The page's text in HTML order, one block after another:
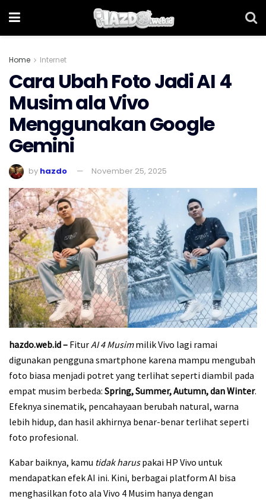
Home Internet
Cara Ubah Foto Jadi AI 4
Musim ala Vivo
Menggunakan Google
Gemini
by hazdo November 25, 2025
hazdo.web.id – FiturAI 4 Musimmilik Vivo lagi ramai
digunakan pengguna smartphone karena mampu mengubah
foto biasa menjadi potret yang terlihat seperti diambil pada
empat musim berbeda: Spring, Summer, Autumn, dan Winter.
Efeknya sinematik, pencahayaan berubah natural, warna
lebih hidup, dan hasil akhirnya benar-benar terlihat seperti
foto profesional.
Kabar baiknya, kamu tidak haruspakai HP Vivo untuk
mendapatkan efek AI ini. Kini, berbagai platform AI bisa
menghasilkan foto ala Vivo 4 Musim hanya dengan